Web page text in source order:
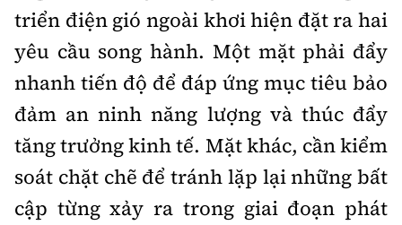
triển điện gió ngoài khơi hiện đặt ra hai
yêu cầu song hành. Một mặt phải đẩy
nhanh tiến độ để đáp ứng mục tiêu bảo
đảm an ninh năng lượng và thúc đẩy
tăng trưởng kinh tế. Mặt khác, cần kiểm
soát chặt chẽ để tránh lặp lại những bất
cập từng xảy ra trong giai đoạn phát